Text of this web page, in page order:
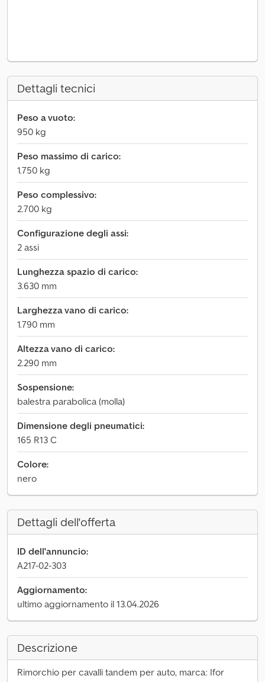
Dettagli tecnici
Peso a vuoto:
950 kg
Peso massimo di carico:
1.750 kg
Peso complessivo:
2.700 kg
Configurazione degli assi:
2 assi
Lunghezza spazio di carico:
3.630 mm
Larghezza vano di carico:
1.790 mm
Altezza vano di carico:
2.290 mm
Sospensione:
balestra parabolica (molla)
Dimensione degli pneumatici:
165 R13 C
Colore:
nero
Dettagli dell'offerta
ID dell'annuncio:
A217-02-303
Aggiornamento:
ultimo aggiornamento il 13.04.2026
Descrizione
Rimorchio per cavalli tandem per auto, marca: Ifor